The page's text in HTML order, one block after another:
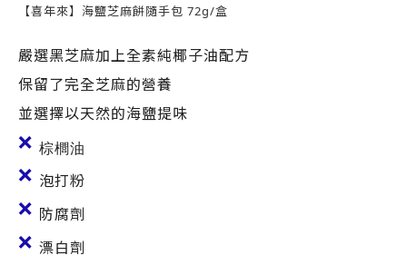
【喜年來】海鹽芝麻餅隨手包 72g/盒
嚴選黑芝麻加上全素純椰子油配方
保留了完全芝麻的營養
並選擇以天然的海鹽提味
❌ 棕櫚油
❌ 泡打粉
❌ 防腐劑
❌ 漂白劑